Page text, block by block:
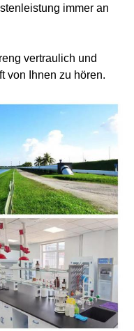
immer an
vertraulich und
von Ihnen zu hören.